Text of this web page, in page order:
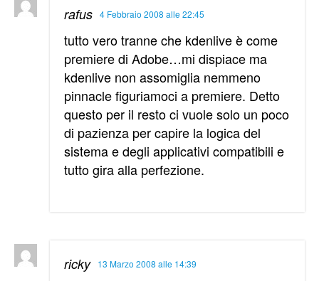
rafus 4 Febbraio 2008 alle 22:45
tutto vero tranne che kdenlive è come
premiere di Adobe…mi dispiace ma
kdenlive non assomiglia nemmeno
pinnacle figuriamoci a premiere. Detto
questo per il resto ci vuole solo un poco
di pazienza per capire la logica del
sistema e degli applicativi compatibili e
tutto gira alla perfezione.
ricky 13 Marzo 2008 alle 14:39